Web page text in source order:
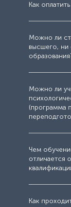
Как
Можно ли
высшего, ни
Можно ли
(программа
Чем
отличается
Как